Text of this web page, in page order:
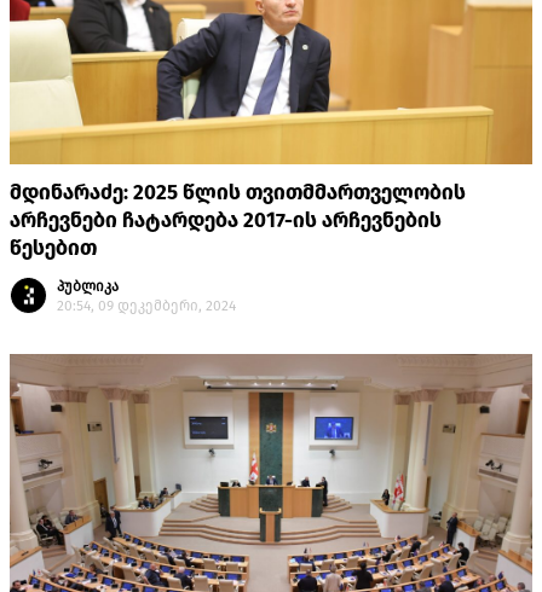
მდინარაძე: 2025 წლის თვითმმართველობის
არჩევნები ჩატარდება 2017-ის არჩევნების
წესებით
პუბლიკა
20:54, 09 დეკემბერი, 2024